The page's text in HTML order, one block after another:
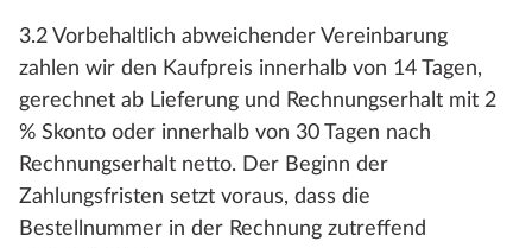
3.2 Vorbehaltlich abweichender Vereinbarung
zahlen wir den Kaufpreis innerhalb von 14 Tagen,
gerechnet ab Lieferung und Rechnungserhalt mit 2
% Skonto oder innerhalb von 30 Tagen nach
Rechnungserhalt netto. Der Beginn der
Zahlungsfristen setzt voraus, dass die
Bestellnummer in der Rechnung zutreffend